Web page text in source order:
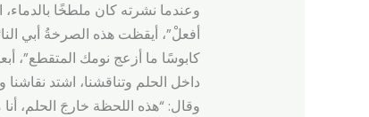
وعندما نشرته كان ملطخًا
أفعلْ”، أيقظت هذه الصرخةُ أبي
كابوسًا ما أزعج نومك
داخل الحلم وتناقشنا، اشتد
وقال: “هذه اللحظة خارجَ الحلم،